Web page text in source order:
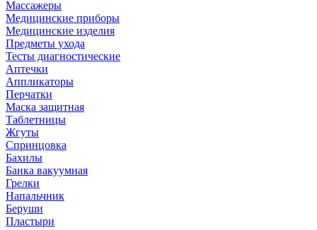
Массажеры
Медицинские приборы
Медицинские изделия
Предметы ухода
Тесты диагностические
Аптечки
Аппликаторы
Перчатки
Маска защитная
Таблетницы
Жгуты
Спринцовка
Бахилы
Банка вакуумная
Грелки
Напальчник
Беруши
Пластыри